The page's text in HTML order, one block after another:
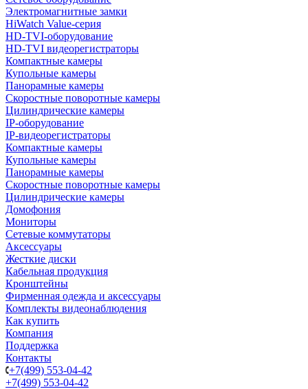
Электромагнитные замки
HiWatch Value-серия
HD-TVI-оборудование
HD-TVI видеорегистраторы
Компактные камеры
Купольные камеры
Панорамные камеры
Скоростные поворотные камеры
Цилиндрические камеры
IP-оборудование
IP-видеорегистраторы
Компактные камеры
Купольные камеры
Панорамные камеры
Скоростные поворотные камеры
Цилиндрические камеры
Домофония
Мониторы
Сетевые коммутаторы
Аксессуары
Жесткие диски
Кабельная продукция
Кронштейны
Фирменная одежда и аксессуары
Комплекты видеонаблюдения
Как купить
Компания
Поддержка
Контакты
+7(499) 553-04-42
+7(499) 553-04-42